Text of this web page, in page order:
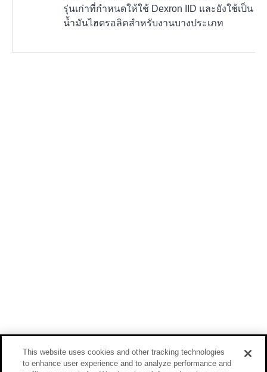
รุ่นเก่าที่กำหนดให้ใช้ Dexron IID และยังใช้เป็น
น้ำมันไฮดรอลิคสำหรับงานบางประเภท
This website uses cookies and other tracking technologies
to enhance user experience and to analyze performance and